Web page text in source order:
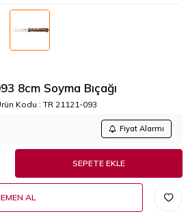
8cm Soyma Bıçağı
Kodu : TR 21121-093
Fiyat Alarmı
SEPETE EKLE
AL